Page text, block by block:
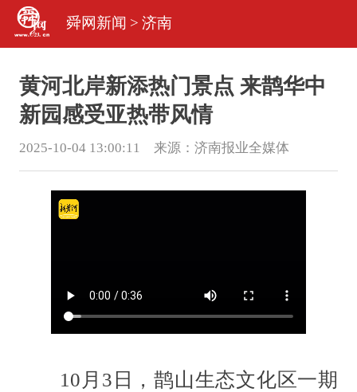
舜网新闻 > 济南
黄河北岸新添热门景点 来鹊华中
新园感受亚热带风情
2025-10-04 13:00:11 来源： 济南报业全媒体
10月3日，鹊山生态文化区一期